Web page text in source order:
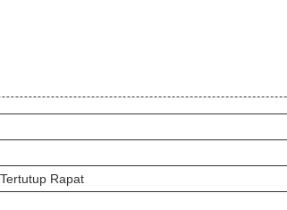
Rapat